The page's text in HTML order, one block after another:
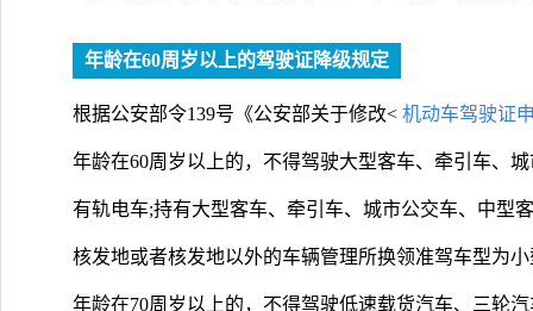
年龄在60周岁以上的驾驶证降级规定
根据公安部令139号《公安部关于修改< 机动车驾驶证
年龄在60周岁以上的，不得驾驶大型客车、牵引车、
有轨电车;持有大型客车、牵引车、城市公交车、中型
核发地或者核发地以外的车辆管理所换领准驾车型为
年龄在70周岁以上的，不得驾驶低速载货汽车、三轮